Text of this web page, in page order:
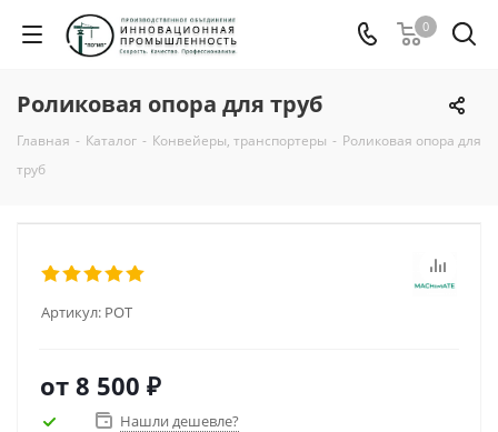
0
Роликовая опора для труб
Главная - Каталог - Конвейеры, транспортеры - Роликовая опора для
труб
Артикул: РОТ
от 8 500 ₽
Нашли дешевле?